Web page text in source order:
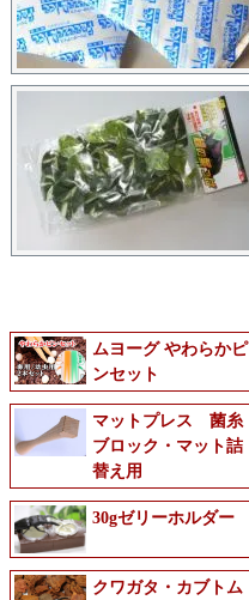
ムヨーグ やわらかピ
ンセット
マットプレス 菌糸
ブロック・マット詰
替え用
30gゼリーホルダー
クワガタ・カブトム